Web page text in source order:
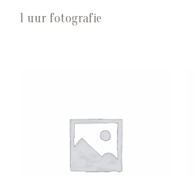
1 uur fotografie